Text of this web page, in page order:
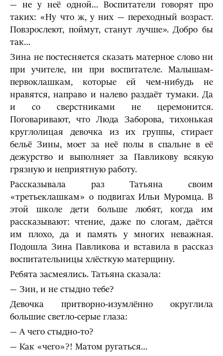
— не у неё одной… Воспитатели говорят про
таких: «Ну что ж, у них — переходный возраст.
Повзрослеют, поймут, станут лучше». Добро бы
так…
Зина не постесняется сказать матерное слово ни
при учителе, ни при воспитателе. Малышам-
первоклашкам, которые ей чем-нибудь не
нравятся, направо и налево раздаёт тумаки. Да
и со сверстниками не церемонится.
Поговаривают, что Люда Заборова, тихонькая
круглолицая девочка из их группы, стирает
бельё Зины, моет за неё полы в спальне в её
дежурство и выполняет за Павликову всякую
грязную и неприятную работу.
Рассказывала раз Татьяна своим
«третьеклашкам» о подвигах Ильи Муромца. В
этой школе дети больше любят, когда им
рассказывают: чтение, даже по слогам, даётся
им плохо, да и память у многих неважная.
Подошла Зина Павликова и вставила в рассказ
воспитательницы хлёсткую матерщину.
Ребята засмеялись. Татьяна сказала:
— Зин, и не стыдно тебе?
Девочка притворно-изумлённо округлила
большие светло-серые глаза:
— А чего стыдно-то?
— Как «чего»?! Матом ругаться…